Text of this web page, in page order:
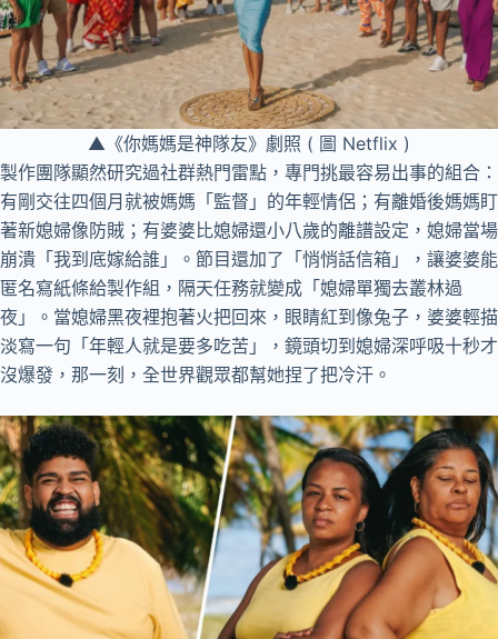
▲《你媽媽是神隊友》劇照 ( 圖 Netflix )
製作團隊顯然研究過社群熱門雷點，專門挑最容易出事的組合：
有剛交往四個月就被媽媽「監督」的年輕情侶；有離婚後媽媽盯
著新媳婦像防賊；有婆婆比媳婦還小八歲的離譜設定，媳婦當場
崩潰「我到底嫁給誰」。節目還加了「悄悄話信箱」，讓婆婆能
匿名寫紙條給製作組，隔天任務就變成「媳婦單獨去叢林過
夜」。當媳婦黑夜裡抱著火把回來，眼睛紅到像兔子，婆婆輕描
淡寫一句「年輕人就是要多吃苦」，鏡頭切到媳婦深呼吸十秒才
沒爆發，那一刻，全世界觀眾都幫她捏了把冷汗。